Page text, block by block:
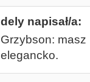
dely napisał/a:
Grzybson:
elegancko.